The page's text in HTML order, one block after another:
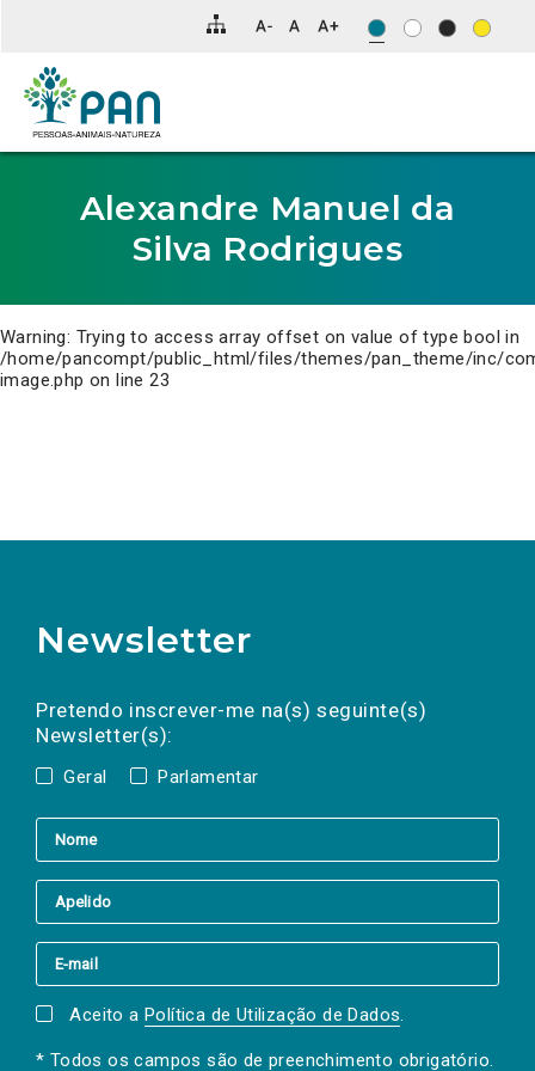
para
conteúdo
principal
da
Alexandre Manuel da
Silva Rodrigues
Warning: Trying to access array offset on value of type bool in
/home/pancompt/public_html/files/themes/pan_theme/inc/
image.php on line23
Newsletter
Pretendo inscrever-me na(s) seguinte(s)
Newsletter(s):
Geral Parlamentar
a(s) newsletter(s).
mail
Aceito a Política de Utilização de Dados.
* Todos os campos são de preenchimento obrigatório.